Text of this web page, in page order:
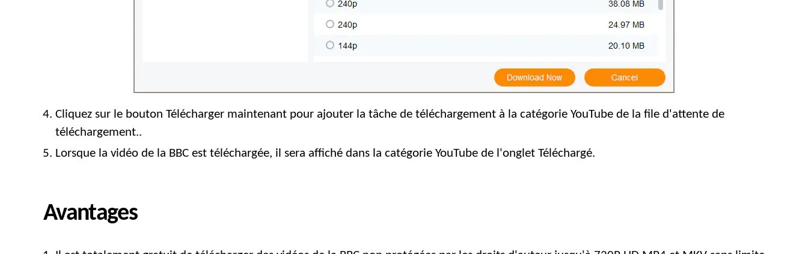
Cliquez sur le bouton Télécharger maintenant pour ajouter la tâche de téléchargement à la catégorie YouTube de la file d'attente de
téléchargement..
Lorsque la vidéo de la BBC est téléchargée, il sera affiché dans la catégorie YouTube de l'onglet Téléchargé.
Avantages